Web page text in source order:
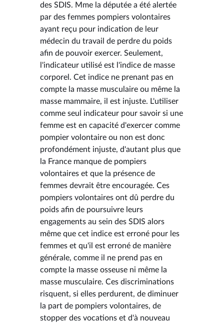
des SDIS. Mme la députée a été alertée
par des femmes pompiers volontaires
ayant reçu pour indication de leur
médecin du travail de perdre du poids
afin de pouvoir exercer. Seulement,
l'indicateur utilisé est l'indice de masse
corporel. Cet indice ne prenant pas en
compte la masse musculaire ou même la
masse mammaire, il est injuste. L'utiliser
comme seul indicateur pour savoir si une
femme est en capacité d'exercer comme
pompier volontaire ou non est donc
profondément injuste, d'autant plus que
la France manque de pompiers
volontaires et que la présence de
femmes devrait être encouragée. Ces
pompiers volontaires ont dû perdre du
poids afin de poursuivre leurs
engagements au sein des SDIS alors
même que cet indice est erroné pour les
femmes et qu'il est erroné de manière
générale, comme il ne prend pas en
compte la masse osseuse ni même la
masse musculaire. Ces discriminations
risquent, si elles perdurent, de diminuer
la part de pompiers volontaires, de
stopper des vocations et d'à nouveau